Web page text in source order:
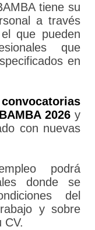
tiene su
a través
que pueden
que
en
convocatorias
2026y
con nuevas
podrá
donde se
del
y sobre
CV.